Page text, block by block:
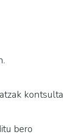
kontsulta
bero